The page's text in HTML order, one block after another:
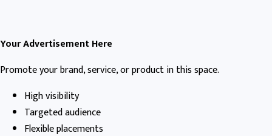
Your Advertisement Here
Promote your brand, service, or product in this space.
High visibility
Targeted audience
Flexible placements